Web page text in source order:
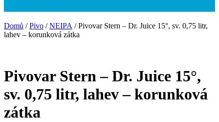
Domů /Pivo /NEIPA / Pivovar Stern – Dr. Juice 15°, sv. 0,75 litr,
lahev – korunková zátka
Pivovar Stern – Dr. Juice 15°,
sv. 0,75 litr, lahev – korunková
zátka